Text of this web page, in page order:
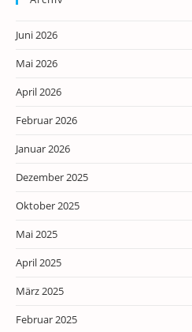
Juni 2026
Mai 2026
April 2026
Februar 2026
Januar 2026
Dezember 2025
Oktober 2025
Mai 2025
April 2025
März 2025
Februar 2025